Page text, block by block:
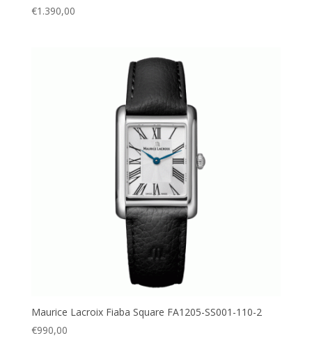
€1.390,00
Maurice Lacroix Fiaba Square FA1205-SS001-110-2
€990,00